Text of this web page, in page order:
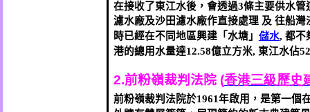
在接收了東江水後，會透過3條主要供水管
濾水廠及沙田濾水廠作直接處理 及 往船灣
時已經在不同地區興建「水塘」 儲水, 都不
港的總用水量達12.58億立方米, 東江水佔
2.前粉嶺裁判法院(香港三級歷史
前粉嶺裁判法院於1961年啟用，是第一個